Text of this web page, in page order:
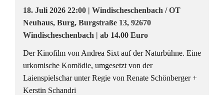
18. Juli 2026 22:00 | Windischeschenbach / OT
Neuhaus, Burg, Burgstraße 13, 92670
Windischeschenbach | ab 14.00 Euro
Der Kinofilm von Andrea Sixt auf der Naturbühne. Eine
urkomische Komödie, umgesetzt von der
Laienspielschar unter Regie von Renate Schönberger +
Kerstin Schandri